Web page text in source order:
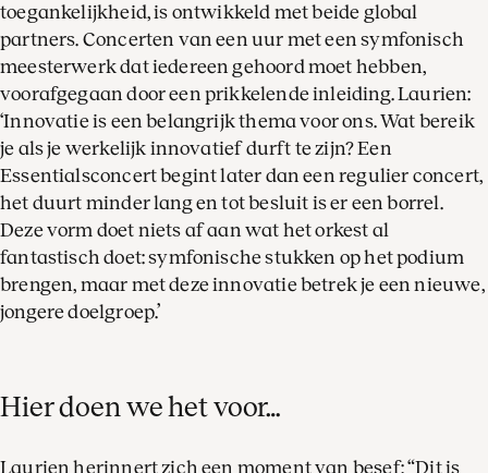
toegankelijkheid, is ontwikkeld met beide global
partners. Concerten van een uur met een symfonisch
meesterwerk dat iedereen gehoord moet hebben,
voorafgegaan door een prikkelende inleiding. Laurien:
‘Innovatie is een belangrijk thema voor ons. Wat bereik
je als je werkelijk innovatief durft te zijn? Een
Essentialsconcert begint later dan een regulier concert,
het duurt minder lang en tot besluit is er een borrel.
Deze vorm doet niets af aan wat het orkest al
fantastisch doet: symfonische stukken op het podium
brengen, maar met deze innovatie betrek je een nieuwe,
jongere doelgroep.’
Hier doen we het voor…
Laurien herinnert zich een moment van besef: “Dit is